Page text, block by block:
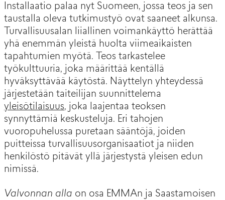
Installaatio palaa nyt Suomeen, jossa teos ja sen
taustalla oleva tutkimustyö ovat saaneet alkunsa.
Turvallisuusalan liiallinen voimankäyttö herättää
yhä enemmän yleistä huolta viimeaikaisten
tapahtumien myötä. Teos tarkastelee
työkulttuuria, joka määrittää kentällä
hyväksyttävää käytöstä. Näyttelyn yhteydessä
järjestetään taiteilijan suunnittelema
yleisötilaisuus, joka laajentaa teoksen
synnyttämiä keskusteluja. Eri tahojen
vuoropuhelussa puretaan sääntöjä, joiden
puitteissa turvallisuusorganisaatiot ja niiden
henkilöstö pitävät yllä järjestystä yleisen edun
nimissä.
Valvonnan alla on osa EMMAn ja Saastamoisen